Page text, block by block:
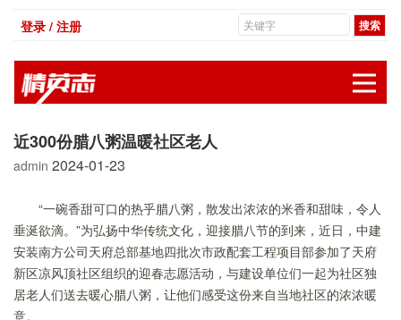
登录 / 注册
近300份腊八粥温暖社区老人
admin 2024-01-23
“一碗香甜可口的热乎腊八粥，散发出浓浓的米香和甜味，令人
垂涎欲滴。”为弘扬中华传统文化，迎接腊八节的到来，近日，中建
安装南方公司天府总部基地四批次市政配套工程项目部参加了天府
新区凉风顶社区组织的迎春志愿活动，与建设单位们一起为社区独
居老人们送去暖心腊八粥，让他们感受这份来自当地社区的浓浓暖
意。